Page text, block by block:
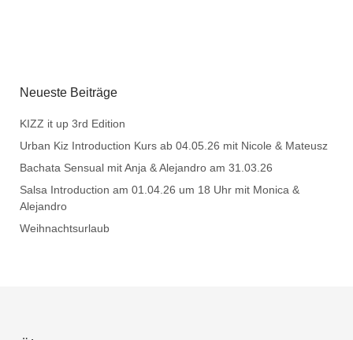
Neueste Beiträge
KIZZ it up 3rd Edition
Urban Kiz Introduction Kurs ab 04.05.26 mit Nicole & Mateusz
Bachata Sensual mit Anja & Alejandro am 31.03.26
Salsa Introduction am 01.04.26 um 18 Uhr mit Monica &
Alejandro
Weihnachtsurlaub